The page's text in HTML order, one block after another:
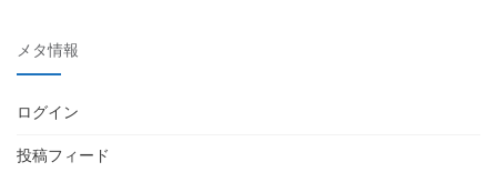
メタ情報
ログイン
投稿フィード